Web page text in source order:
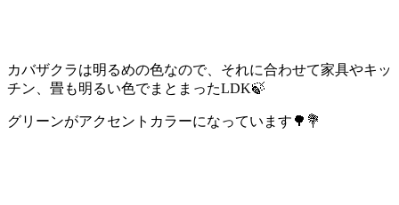
カバザクラは明るめの色なので、それに合わせて家具やキッ
チン、畳も明るい色でまとまったLDK🍃
グリーンがアクセントカラーになっています🌳💐